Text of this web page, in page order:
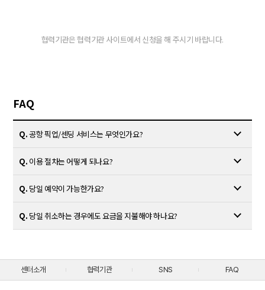
협력기관은 협력기관 사이트에서 신청을 해 주시기 바랍니다.
FAQ
Q.공항 픽업/센딩 서비스는 무엇인가요?
Q. 이용 절차는 어떻게 되나요?
Q. 당일 예약이 가능한가요?
Q. 당일 취소하는 경우에도 요금을 지불해야 하나요?
센터소개 협력기관 SNS FAQ